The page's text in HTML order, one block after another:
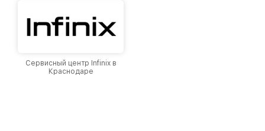
Сервисный центр Infinix в
Краснодаре